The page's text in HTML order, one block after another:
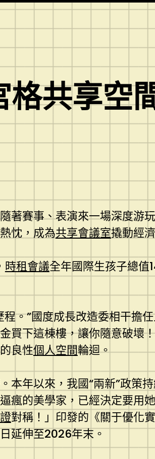
共享空
著賽事、表演來一場深度游
忱，成為共享會議室撬動經
時租會議全年國際生孩子總值
。”國度成長改造委相干擔
買下這棟樓，讓你隨意破壞
良性個人空間輪迴。
本年以來，我國“兩新”政策
瘋的美學家，已經決定要用
對稱！」印發的《關于優化
延伸至2026年末。